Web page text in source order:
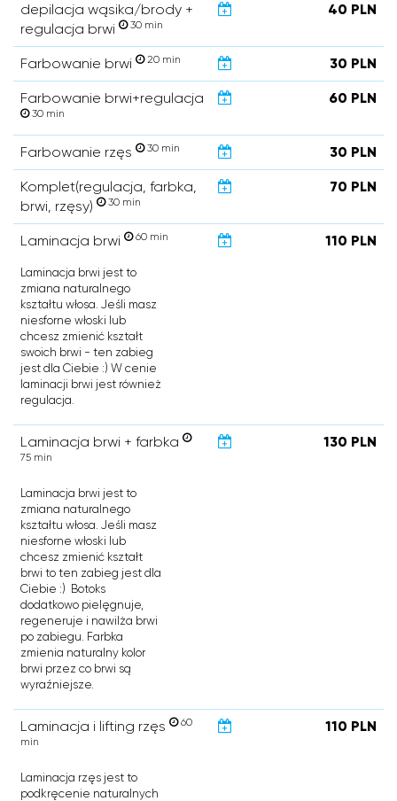
depilacja wąsika/brody +
regulacja brwi
30 min
40 PLN
Farbowanie brwi 20 min 30 PLN
Farbowanie brwi+regulacja
30 min
60 PLN
Farbowanie rzęs 30 min 30 PLN
Komplet(regulacja, farbka,
brwi, rzęsy)
30 min
70 PLN
Laminacja brwi 60 min 110 PLN
Laminacja brwi jest to
zmiana naturalnego
kształtu włosa. Jeśli masz
niesforne włoski lub
chcesz zmienić kształt
swoich brwi - ten zabieg
jest dla Ciebie :) W cenie
laminacji brwi jest również
regulacja.
Laminacja brwi + farbka
75 min
130 PLN
Laminacja brwi jest to
zmiana naturalnego
kształtu włosa. Jeśli masz
niesforne włoski lub
chcesz zmienić kształt
brwi to ten zabieg jest dla
Ciebie :) Botoks
dodatkowo pielęgnuje,
regeneruje i nawilża brwi
po zabiegu. Farbka
zmienia naturalny kolor
brwi przez co brwi są
wyraźniejsze.
Laminacja i lifting rzęs
60
min
110 PLN
Laminacja rzęs jest to
podkręcenie naturalnych